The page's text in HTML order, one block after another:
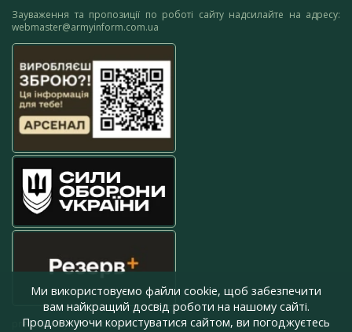
Зауваження та пропозиції по роботі сайту надсилайте на адресу:
webmaster@armyinform.com.ua
press@armyinform.com.ua
Ми використовуємо файли cookie, щоб забезпечити
вам найкращий досвід роботи на нашому сайті.
Продовжуючи користуватися сайтом, ви погоджуєтесь